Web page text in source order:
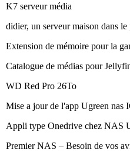
K7 serveur média
didier, un serveur maison dans
Extension de mémoire pour la
Catalogue de médias pour
WD Red Pro 26To
Mise a jour de l'app Ugreen nas
Appli type Onedrive chez NAS
Premier NAS – Besoin de vos